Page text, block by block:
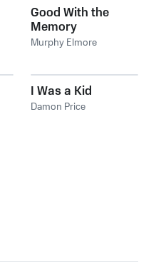
Good With the
Memory
Murphy Elmore
I Was a Kid
Damon Price